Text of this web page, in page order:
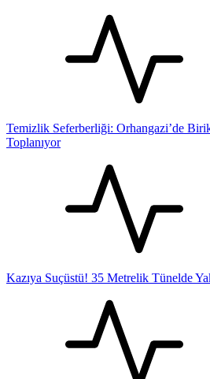
Temizlik Seferberliği: Orhangazi’de
Toplanıyor
Kazıya Suçüstü! 35 Metrelik Tünelde